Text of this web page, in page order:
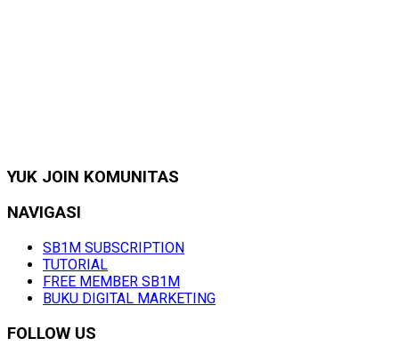
YUK JOIN KOMUNITAS
NAVIGASI
SB1M SUBSCRIPTION
TUTORIAL
FREE MEMBER SB1M
BUKU DIGITAL MARKETING
FOLLOW US